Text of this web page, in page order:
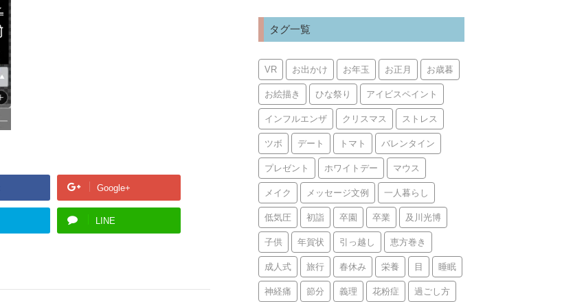
Google+
LINE
タグ一覧
VR お出かけ お年玉 お正月 お歳暮
お絵描き ひな祭り アイビスペイント
インフルエンザ クリスマス ストレス
ツボ デート トマト バレンタイン
プレゼント ホワイトデー マウス
メイク メッセージ文例 一人暮らし
低気圧 初詣 卒園 卒業 及川光博
子供 年賀状 引っ越し 恵方巻き
成人式 旅行 春休み 栄養 目 睡眠
神経痛 節分 義理 花粉症 過ごし方